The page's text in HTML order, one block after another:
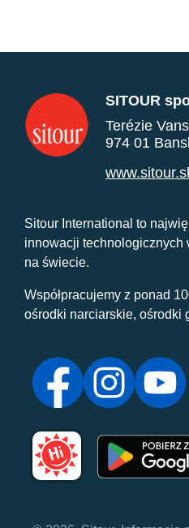
SITOUR
Terézie
974 01
Sitour International to
innowacji technologicznych
na świecie.
Współpracujemy z ponad
ośrodki narciarskie, ośrodki